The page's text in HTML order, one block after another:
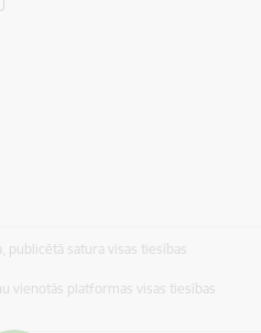
publicētā satura visas tiesības
vienotās platformas visas tiesības